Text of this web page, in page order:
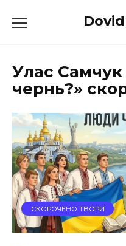
до
Улас Самчук
чернь?»
СКОРОЧЕНО ТВОРИ